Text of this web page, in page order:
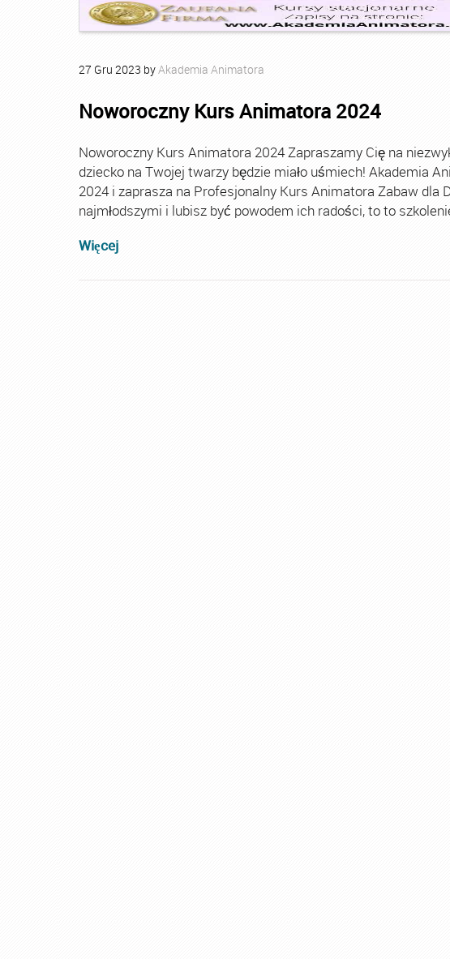
27 Gru 2023 byAkademia Animatora
Noworoczny Kurs Animatora 2024
Noworoczny Kurs Animatora 2024 Zapraszamy Cię na
dziecko na Twojej twarzy będzie miało uśmiech! Akademia
2024 i zaprasza na Profesjonalny Kurs Animatora Zabaw dla
najmłodszymi i lubisz być powodem ich radości, to to
Więcej